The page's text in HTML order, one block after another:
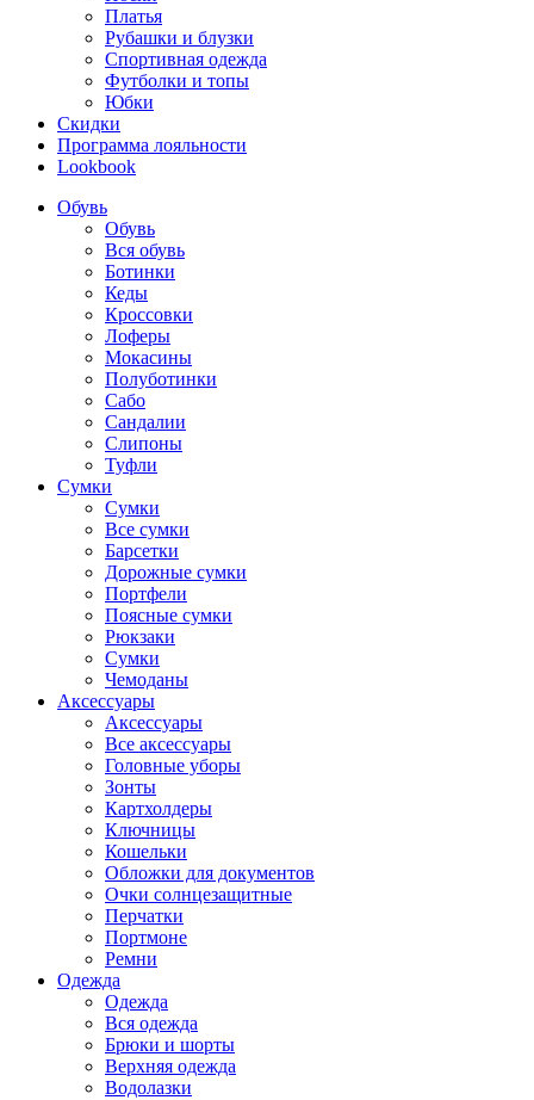
Платья
Рубашки и блузки
Спортивная одежда
Футболки и топы
Юбки
Скидки
Программа лояльности
Lookbook
Обувь
Обувь
Вся обувь
Ботинки
Кеды
Кроссовки
Лоферы
Мокасины
Полуботинки
Сабо
Сандалии
Слипоны
Туфли
Сумки
Сумки
Все сумки
Барсетки
Дорожные сумки
Портфели
Поясные сумки
Рюкзаки
Сумки
Чемоданы
Аксессуары
Аксессуары
Все аксессуары
Головные уборы
Зонты
Картхолдеры
Ключницы
Кошельки
Обложки для документов
Очки солнцезащитные
Перчатки
Портмоне
Ремни
Одежда
Одежда
Вся одежда
Брюки и шорты
Верхняя одежда
Водолазки